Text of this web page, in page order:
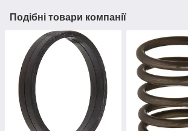
Подібні товари компанії